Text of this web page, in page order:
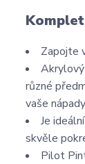
Zapojte
různé
vaše
Je
skvěle
Pilot